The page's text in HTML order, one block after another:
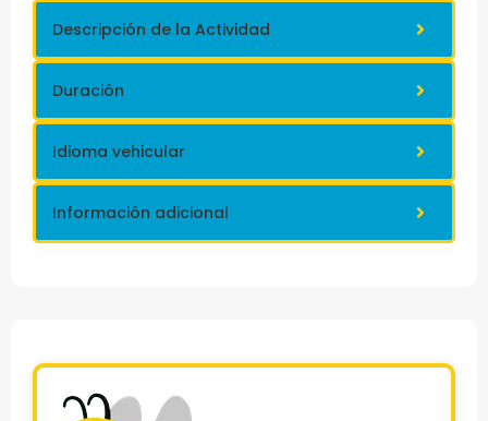
Descripción de la Actividad
Duración
Idioma vehicular
Información adicional